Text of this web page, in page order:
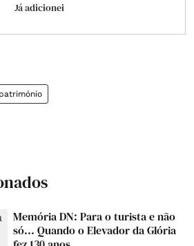
Já adicionei
património
Memória DN: Para o turista e não
só... Quando o Elevador da Glória